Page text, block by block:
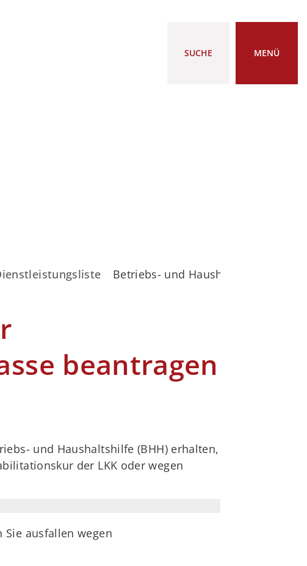
SUCHE MENÜ
Betriebs- und Haushaltshilfe der
beantragen
und Haushaltshilfe (BHH) erhalten,
der LKK oder wegen
ausfallen wegen